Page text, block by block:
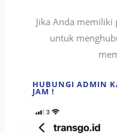
Jika Anda memiliki
untuk
HUBUNGI ADMIN
JAM !